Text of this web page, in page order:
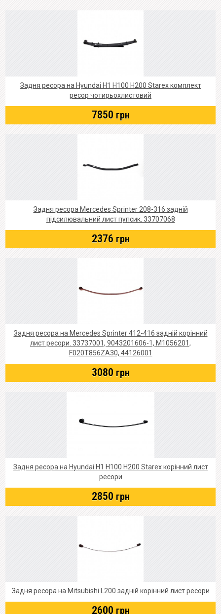
Задня ресора на Hyundai Н1 Н100 Н200 Starex комплект
ресор чотирьохлистовий
7850 грн
Задня ресора Mercedes Sprinter 208-316 задній
підсилювальний лист пупсик. 33707068
2376 грн
Задня ресора на Mercedes Sprinter 412-416 задній корінний
лист ресори. 33737001, 9043201606-1, M1056201,
F020T856ZA30, 44126001
3080 грн
Задня ресора на Hyundai Н1 Н100 Н200 Starex корінний лист
ресори
2850 грн
Задня ресора на Mitsubishi L200 задній корінний лист ресори
2600 грн